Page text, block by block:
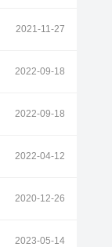
药和生物制品卷
2021-11-27
2022-09-18
2022-09-18
2022-04-12
2020-12-26
2023-05-14